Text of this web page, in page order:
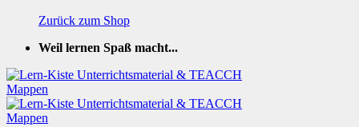
Zurück zum Shop
Weil lernen Spaß macht...